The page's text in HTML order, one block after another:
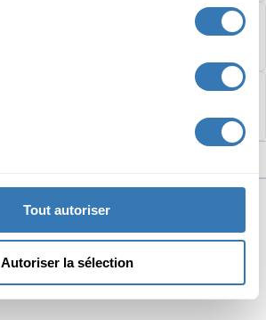
Tout autoriser
Autoriser la sélection